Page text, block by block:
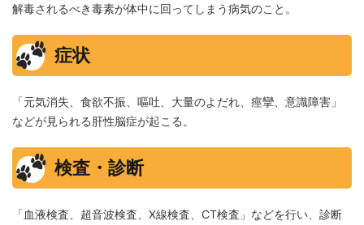
解毒されるべき毒素が体中に回ってしまう病気のこと。
症状
「元気消失、食欲不振、嘔吐、大量のよだれ、痙攣、意識障害」
などが見られる肝性脳症が起こる。
検査・診断
「血液検査、超音波検査、X線検査、CT検査」などを行い、診断